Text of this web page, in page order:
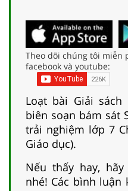
Theo dõi chúng tôi miễn
facebook và youtube:
Loạt bài Giải
biên soạn bám sát
trải nghiệm lớp 7
Giáo dục).
Nếu thấy hay,
nhé! Các bình luận